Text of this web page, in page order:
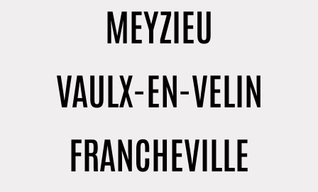
MEYZIEU
VAULX-EN-VELIN
FRANCHEVILLE